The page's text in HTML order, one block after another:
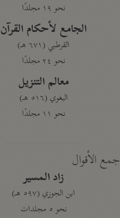
نحو ١٩ مجلدًا
الجامع لأحكام القرآن
القرطبي (٦٧١ هـ)
نحو ٢٤ مجلدًا
معالم التنزيل
البغوي (٥١٦ هـ)
نحو ١١ مجلدًا
جمع الأقوال
زاد المسير
ابن الجوزي (٥٩٧ هـ)
نحو ٥ مجلدات